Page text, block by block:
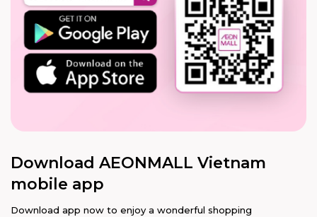
Download AEONMALL Vietnam
mobile app
Download app now to enjoy a wonderful shopping